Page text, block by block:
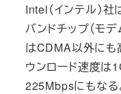
Intel（インテル）
バンドチップ（モ
はCDMA以外にも
ウンロード速度は
225Mbpsにもな